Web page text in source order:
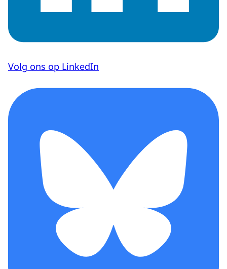
Volg ons op LinkedIn